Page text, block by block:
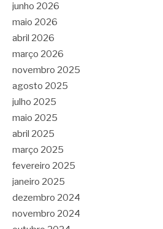
junho 2026
maio 2026
abril 2026
março 2026
novembro 2025
agosto 2025
julho 2025
maio 2025
abril 2025
março 2025
fevereiro 2025
janeiro 2025
dezembro 2024
novembro 2024